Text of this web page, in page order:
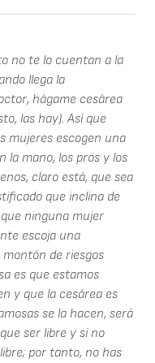
no te lo cuentan a la
llega la
hágame cesárea
las hay). Así que
mujeres escogen una
la mano, los pros y los
claro está, que sea
que inclina de
que ninguna mujer
escoja una
de riesgos
es que estamos
y que la cesárea es
se la hacen, será
ser libre y si no
por tanto, no has